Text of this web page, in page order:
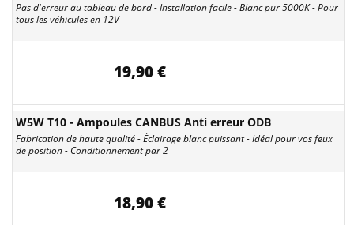
Pas d'erreur au tableau de bord - Installation facile - Blanc pur 5000K - Pour
tous les véhicules en 12V
19,90 €
W5W T10 - Ampoules CANBUS Anti erreur ODB
Fabrication de haute qualité - Éclairage blanc puissant - Idéal pour vos feux
de position - Conditionnement par 2
18,90 €